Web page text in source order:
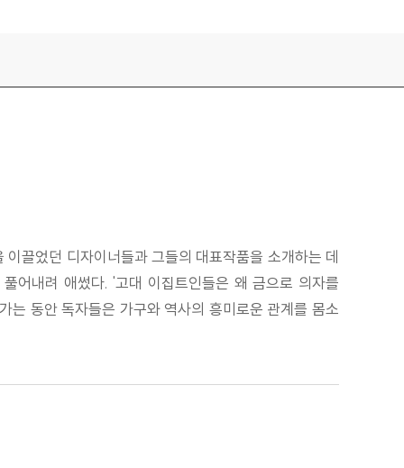
끌었던 디자이너들과 그들의 대표작품을 소개하는 데
어내려 애썼다. '고대 이집트인들은 왜 금으로 의자를
는 동안 독자들은 가구와 역사의 흥미로운 관계를 몸소